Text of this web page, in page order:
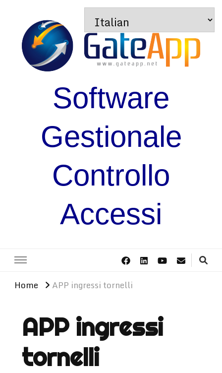
Software
Gestionale
Controllo
Accessi
Home APP ingressi tornelli
APP ingressi
tornelli